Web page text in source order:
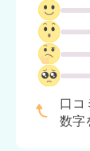
口コ
数字